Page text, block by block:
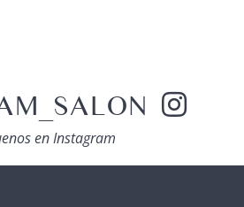
en Instagram